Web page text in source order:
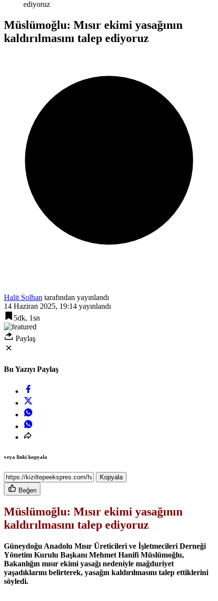
ediyoruz
Müslümoğlu: Mısır ekimi yasağının
kaldırılmasını talep ediyoruz
Halit Solhan tarafından yayınlandı
14 Haziran 2025, 19:14 yayınlandı
5dk, 1sn
Paylaş
Bu Yazıyı Paylaş
veya linki kopyala
Kopyala
Beğen
Müslümoğlu: Mısır ekimi yasağının
kaldırılmasını talep ediyoruz
Güneydoğu Anadolu Mısır Üreticileri ve İşletmecileri Derneği
Yönetim Kurulu Başkanı Mehmet Hanifi Müslümoğlu,
Bakanlığın mısır ekimi yasağı nedeniyle mağduriyet
yaşadıklarını belirterek, yasağın kaldırılmasını talep ettiklerini
söyledi.